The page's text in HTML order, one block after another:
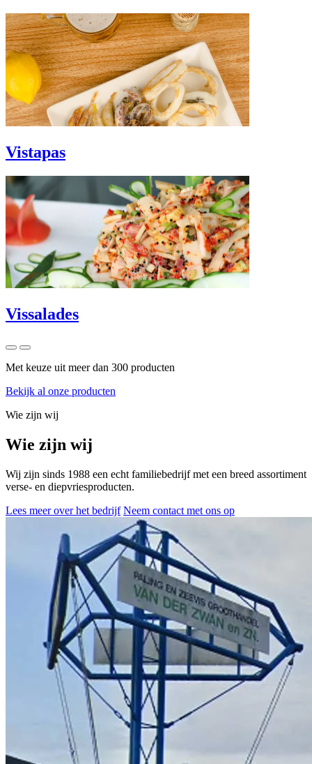
Vistapas
Vissalades
Met keuze uit meer dan 300 producten
Bekijk al onze producten
Wie zijn wij
Wie zijn wij
Wij zijn sinds 1988 een echt familiebedrijf met een breed assortiment
verse- en diepvriesproducten.
Lees meer over het bedrijf Neem contact met ons op